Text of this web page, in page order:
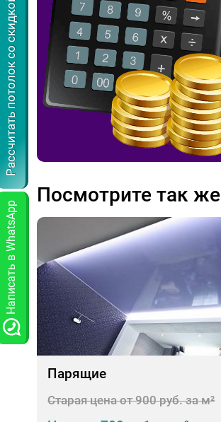
Посмотрите так же
Парящие
Старая цена от 900 руб. за м²
Написать в WhatsApp
Рассчитать потолок со скидкой